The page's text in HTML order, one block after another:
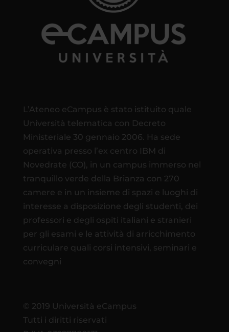
L’Ateneo eCampus è stato istituito quale
Università telematica con Decreto
Ministeriale 30 gennaio 2006. Ha sede
operativa presso l’ex centro IBM di
Novedrate (CO), in un campus immerso nel
tranquillo verde della Brianza con 270
camere e in un insieme di spazi e luoghi di
interesse a disposizione degli studenti, dei
professori e degli ospiti italiani e stranieri
per gli esami e le attività di arricchimento
curriculare quali corsi intensivi, seminari e
convegni
© 2019 Università eCampus
Tutti i diritti riservati